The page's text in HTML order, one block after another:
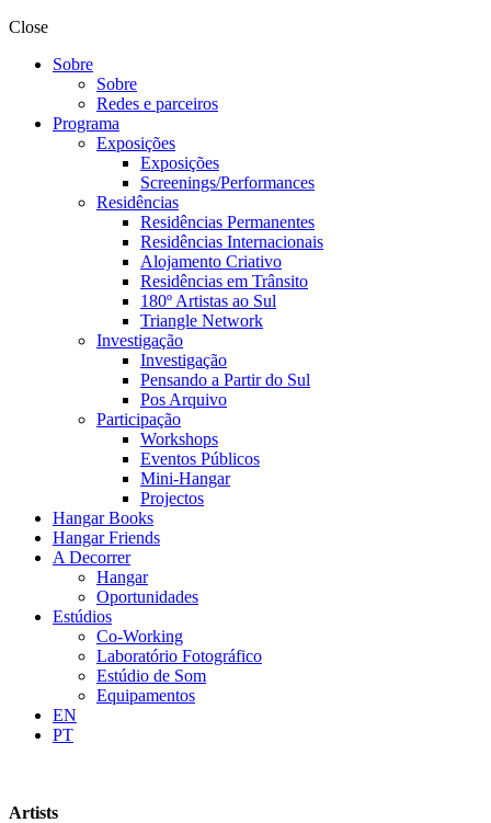
Close
Sobre
Sobre
Redes e parceiros
Programa
Exposições
Exposições
Screenings/Performances
Residências
Residências Permanentes
Residências Internacionais
Alojamento Criativo
Residências em Trânsito
180º Artistas ao Sul
Triangle Network
Investigação
Investigação
Pensando a Partir do Sul
Pos Arquivo
Participação
Workshops
Eventos Públicos
Mini-Hangar
Projectos
Hangar Books
Hangar Friends
A Decorrer
Hangar
Oportunidades
Estúdios
Co-Working
Laboratório Fotográfico
Estúdio de Som
Equipamentos
EN
PT
Artists